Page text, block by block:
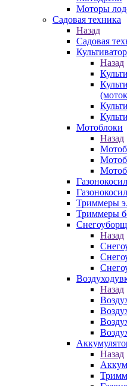
Моторы
Садовая техника
Назад
Садовая
Назад
Мотоблоки
Назад
Триммеры
Триммеры
Назад
Назад
Назад